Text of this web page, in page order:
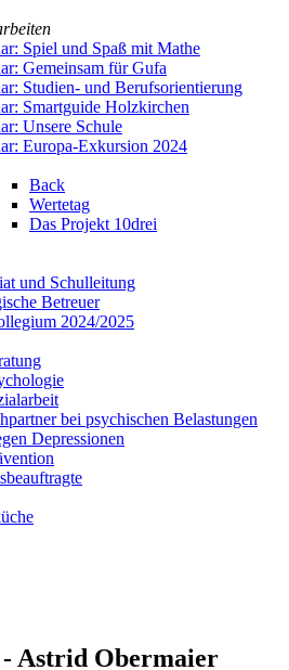
Spiel und Spaß mit Mathe
Gemeinsam für Gufa
Studien- und Berufsorientierung
Smartguide Holzkirchen
Unsere Schule
Europa-Exkursion 2024
Back
Wertetag
Das Projekt 10drei
und Schulleitung
Betreuer
2024/2025
bei psychischen Belastungen
Depressionen
Astrid Obermaier